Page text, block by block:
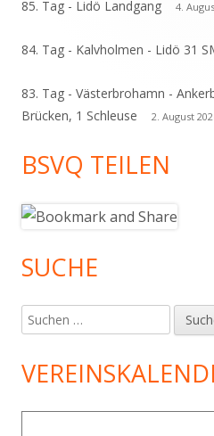
85. Tag - Lidö Landgang 4.
84. Tag - Kalvholmen - Lidö 31
83. Tag - Västerbrohamn -
Brücken, 1 Schleuse
2. August
BSVQ TEILEN
SUCHE
Suchen
nach: